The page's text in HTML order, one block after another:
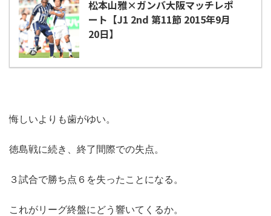
松本山雅×ガンバ大阪マッチレポ
ート【J1 2nd 第11節 2015年9月
20日】
悔しいよりも歯がゆい。
徳島戦に続き、終了間際での失点。
３試合で勝ち点６を失ったことになる。
これがリーグ終盤にどう響いてくるか。